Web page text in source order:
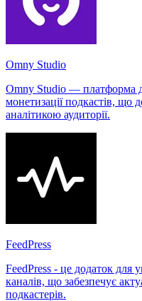
Omny Studio
Omny Studio — платформа
монетизації подкастів, що
аналітикою аудиторії.
FeedPress
FeedPress - це додаток для
каналів, що забезпечує
подкастерів.